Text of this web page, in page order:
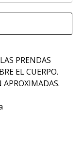
PRENDAS
EL CUERPO.
APROXIMADAS.